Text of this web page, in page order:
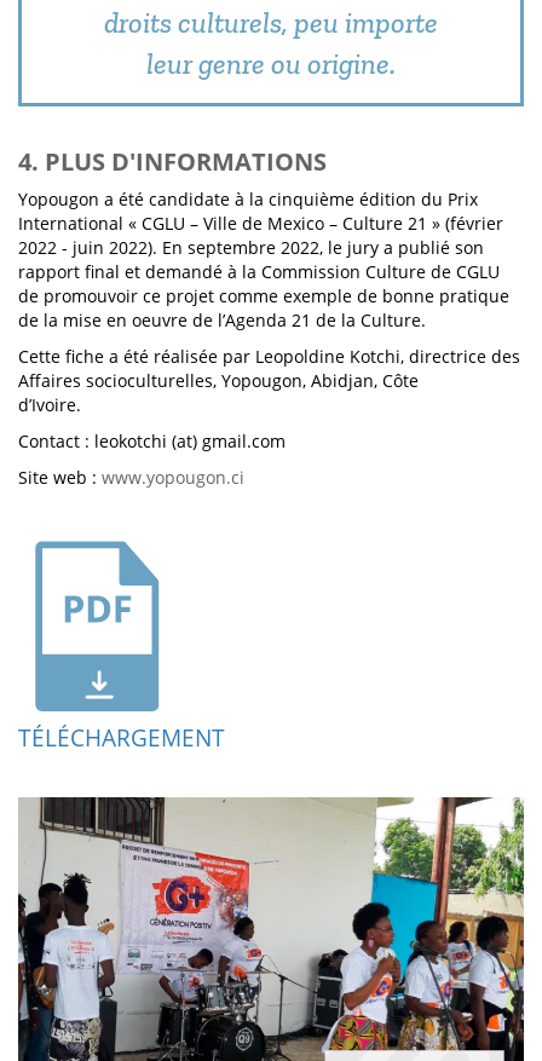
droits culturels, peu importe
leur genre ou origine.
4. PLUS D'INFORMATIONS
Yopougon a été candidate à la cinquième édition du Prix
International « CGLU – Ville de Mexico – Culture 21 » (février
2022 - juin 2022). En septembre 2022, le jury a publié son
rapport final et demandé à la Commission Culture de CGLU
de promouvoir ce projet comme exemple de bonne pratique
de la mise en oeuvre de l’Agenda 21 de la Culture.
Cette fiche a été réalisée par Leopoldine Kotchi, directrice des
Affaires socioculturelles, Yopougon, Abidjan, Côte
d’Ivoire.
Contact : leokotchi (at) gmail.com
Site web : www.yopougon.ci
TÉLÉCHARGEMENT